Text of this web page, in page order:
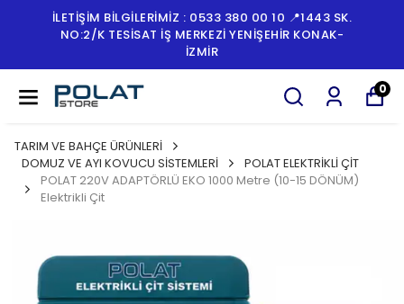
İLETİŞİM BİLGİLERİMİZ : 0533 380 00 10 📍1443 SK.
NO:2/K TESISAT İŞ MERKEZI YENIŞEHIR KONAK-
İZMİR
0
TARIM VE BAHÇE ÜRÜNLERİ
DOMUZ VE AYI KOVUCU SİSTEMLERİ
POLAT ELEKTRİKLİ ÇİT
POLAT 220V ADAPTÖRLÜ EKO 1000 Metre (10-15 DÖNÜM)
Elektrikli Çit